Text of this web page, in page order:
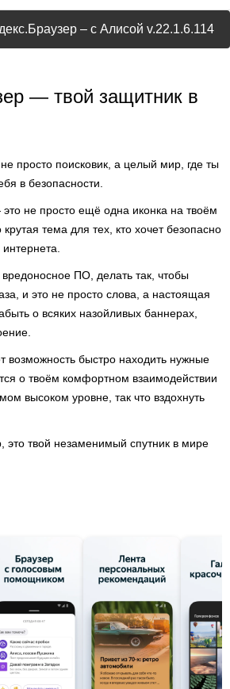
– с Алисой v.22.1.6.114
— твой защитник в
просто поисковик, а целый мир, где ты
в безопасности.
не просто ещё одна иконка на твоём
тема для тех, кто хочет безопасно
ПО, делать так, чтобы
и это не просто слова, а настоящая
о всяких назойливых баннерах,
возможность быстро находить нужные
о твоём комфортном взаимодействии
высоком уровне, так что вздохнуть
это твой незаменимый спутник в мире